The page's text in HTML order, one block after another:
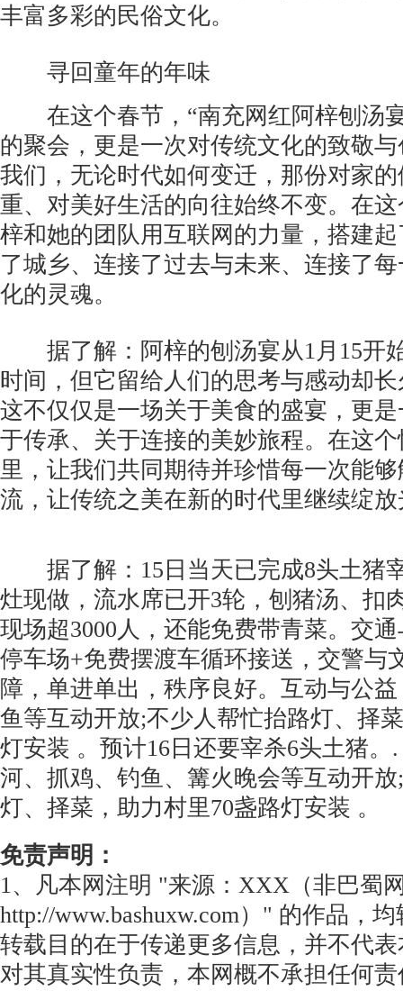
丰富多彩的民俗文化。
寻回童年的年味
在这个春节，“南充网红阿梓刨汤
的聚会，更是一次对传统文化的致敬
我们，无论时代如何变迁，那份对家
重、对美好生活的向往始终不变。在
梓和她的团队用互联网的力量，搭建
了城乡、连接了过去与未来、连接了
化的灵魂。
据了解：阿梓的刨汤宴从1月15开
时间，但它留给人们的思考与感动却
这不仅仅是一场关于美食的盛宴，更
于传承、关于连接的美妙旅程。在这
里，让我们共同期待并珍惜每一次能
流，让传统之美在新的时代里继续绽
据了解：15日当天已完成8头土猪
灶现做，流水席已开3轮，刨猪汤、扣
现场超3000人，还能免费带青菜。交
停车场+免费摆渡车循环接送，交警与
障，单进单出，秩序良好。互动与公
鱼等互动开放;不少人帮忙抬路灯、择
灯安装 。预计16日还要宰杀6头土猪。
河、抓鸡、钓鱼、篝火晚会等互动开
灯、择菜，助力村里70盏路灯安装 。
免责声明：
1、凡本网注明 "来源：XXX（非巴蜀
http://www.bashuxw.com）" 的作品，
转载目的在于传递更多信息，并不代
对其真实性负责，本网概不承担任何